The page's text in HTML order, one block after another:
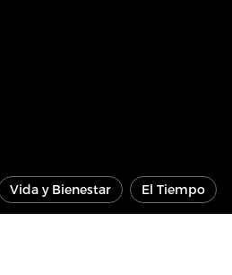
Vida y Bienestar El Tiempo